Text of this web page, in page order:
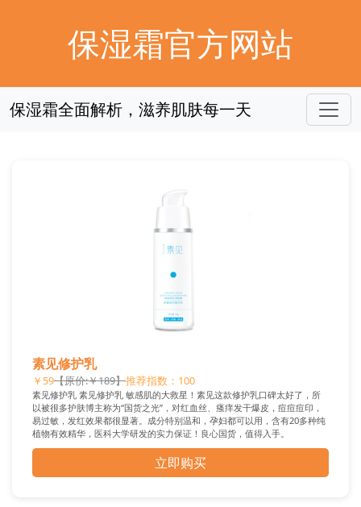
保湿霜官方网站
保湿霜全面解析，滋养肌肤每一天
素见修护乳
￥59【原价:￥189】推荐指数：100
素见修护乳 素见修护乳 敏感肌的大救星！素见这款修护乳口碑太好了，所
以被很多护肤博主称为“国货之光”，对红血丝、瘙痒发干爆皮，痘痘痘印，
易过敏，发红效果都很显著。成分特别温和，孕妇都可以用，含有20多种纯
植物有效精华，医科大学研发的实力保证！良心国货，值得入手。
立即购买